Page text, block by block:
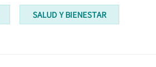
SALUD Y BIENESTAR